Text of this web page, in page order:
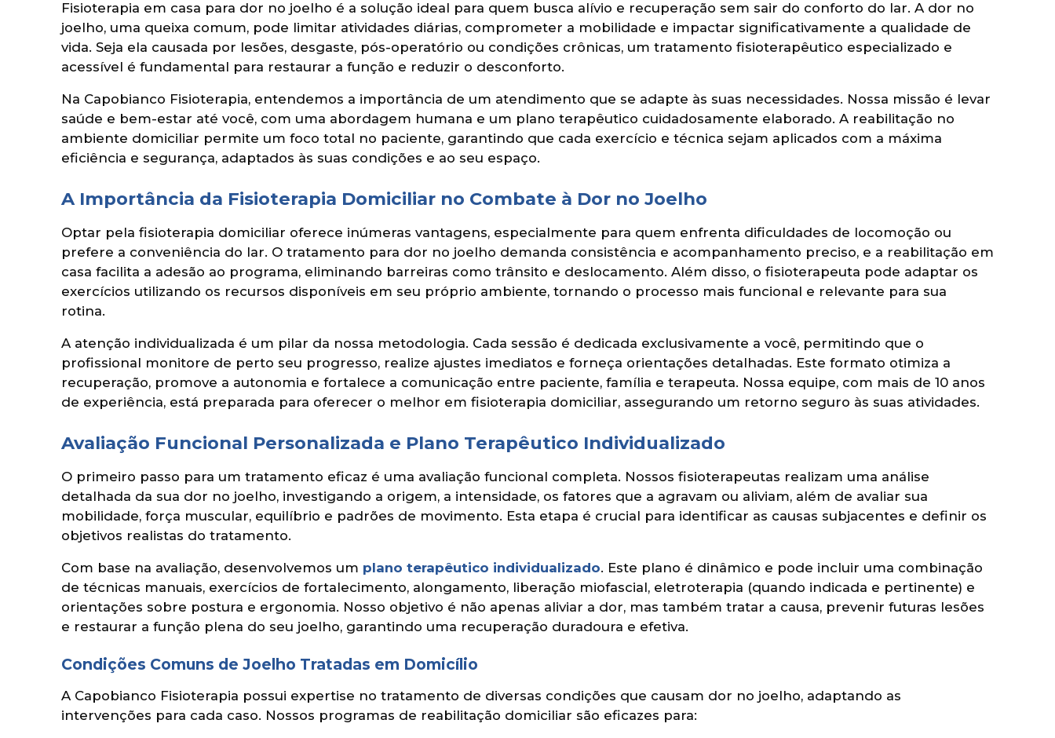
Fisioterapia em casa para dor no joelho é a solução ideal para quem busca alívio e recuperação sem sair do conforto do lar. A dor no
joelho, uma queixa comum, pode limitar atividades diárias, comprometer a mobilidade e impactar significativamente a qualidade de
vida. Seja ela causada por lesões, desgaste, pós-operatório ou condições crônicas, um tratamento fisioterapêutico especializado e
acessível é fundamental para restaurar a função e reduzir o desconforto.
Na Capobianco Fisioterapia, entendemos a importância de um atendimento que se adapte às suas necessidades. Nossa missão é levar
saúde e bem-estar até você, com uma abordagem humana e um plano terapêutico cuidadosamente elaborado. A reabilitação no
ambiente domiciliar permite um foco total no paciente, garantindo que cada exercício e técnica sejam aplicados com a máxima
eficiência e segurança, adaptados às suas condições e ao seu espaço.
A Importância da Fisioterapia Domiciliar no Combate à Dor no Joelho
Optar pela fisioterapia domiciliar oferece inúmeras vantagens, especialmente para quem enfrenta dificuldades de locomoção ou
prefere a conveniência do lar. O tratamento para dor no joelho demanda consistência e acompanhamento preciso, e a reabilitação em
casa facilita a adesão ao programa, eliminando barreiras como trânsito e deslocamento. Além disso, o fisioterapeuta pode adaptar os
exercícios utilizando os recursos disponíveis em seu próprio ambiente, tornando o processo mais funcional e relevante para sua
rotina.
A atenção individualizada é um pilar da nossa metodologia. Cada sessão é dedicada exclusivamente a você, permitindo que o
profissional monitore de perto seu progresso, realize ajustes imediatos e forneça orientações detalhadas. Este formato otimiza a
recuperação, promove a autonomia e fortalece a comunicação entre paciente, família e terapeuta. Nossa equipe, com mais de 10 anos
de experiência, está preparada para oferecer o melhor em fisioterapia domiciliar, assegurando um retorno seguro às suas atividades.
Avaliação Funcional Personalizada e Plano Terapêutico Individualizado
O primeiro passo para um tratamento eficaz é uma avaliação funcional completa. Nossos fisioterapeutas realizam uma análise
detalhada da sua dor no joelho, investigando a origem, a intensidade, os fatores que a agravam ou aliviam, além de avaliar sua
mobilidade, força muscular, equilíbrio e padrões de movimento. Esta etapa é crucial para identificar as causas subjacentes e definir os
objetivos realistas do tratamento.
Com base na avaliação, desenvolvemos um plano terapêutico individualizado. Este plano é dinâmico e pode incluir uma combinação
de técnicas manuais, exercícios de fortalecimento, alongamento, liberação miofascial, eletroterapia (quando indicada e pertinente) e
orientações sobre postura e ergonomia. Nosso objetivo é não apenas aliviar a dor, mas também tratar a causa, prevenir futuras lesões
e restaurar a função plena do seu joelho, garantindo uma recuperação duradoura e efetiva.
Condições Comuns de Joelho Tratadas em Domicílio
A Capobianco Fisioterapia possui expertise no tratamento de diversas condições que causam dor no joelho, adaptando as
intervenções para cada caso. Nossos programas de reabilitação domiciliar são eficazes para: